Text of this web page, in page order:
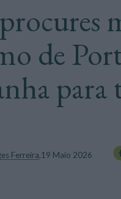
de
Ferreira,19 Maio 2026